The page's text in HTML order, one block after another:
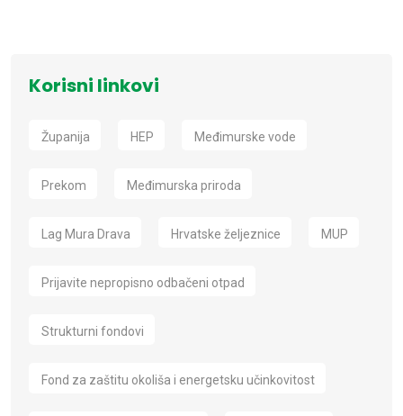
Korisni linkovi
Županija HEP Međimurske vode
Prekom Međimurska priroda
Lag Mura Drava Hrvatske željeznice MUP
Prijavite nepropisno odbačeni otpad
Strukturni fondovi
Fond za zaštitu okoliša i energetsku učinkovitost